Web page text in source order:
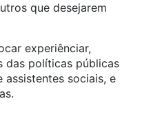
que desejarem
experiênciar,
das políticas públicas
assistentes sociais, e